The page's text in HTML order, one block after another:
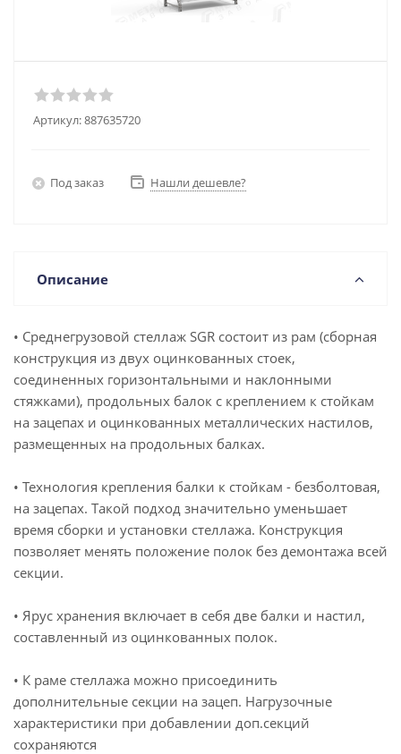
Артикул:887635720
Под заказ Нашли дешевле?
Описание
• Среднегрузовой стеллаж SGR состоит из рам (сборная
конструкция из двух оцинкованных стоек,
соединенных горизонтальными и наклонными
стяжками), продольных балок с креплением к стойкам
на зацепах и оцинкованных металлических настилов,
размещенных на продольных балках.
• Технология крепления балки к стойкам - безболтовая,
на зацепах. Такой подход значительно уменьшает
время сборки и установки стеллажа. Конструкция
позволяет менять положение полок без демонтажа всей
секции.
• Ярус хранения включает в себя две балки и настил,
составленный из оцинкованных полок.
• К раме стеллажа можно присоединить
дополнительные секции на зацеп. Нагрузочные
характеристики при добавлении доп.секций
сохраняются